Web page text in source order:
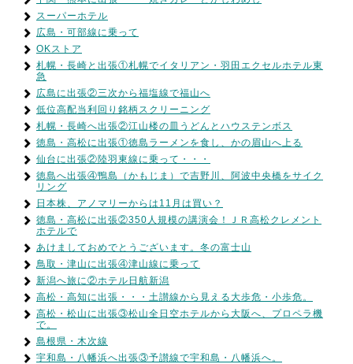
スーパーホテル
広島・可部線に乗って
OKストア
札幌・長崎と出張①札幌でイタリアン・羽田エクセルホテル東
急
広島に出張②三次から福塩線で福山へ
低位高配当利回り銘柄スクリーニング
札幌・長崎へ出張②江山楼の皿うどんとハウステンボス
徳島・高松に出張①徳島ラーメンを食し、かの眉山へ上る
仙台に出張②陸羽東線に乗って・・・
徳島へ出張④鴨島（かもじま）で吉野川、阿波中央橋をサイク
リング
日本株、アノマリーからは11月は買い？
徳島・高松に出張②350人規模の講演会！ＪＲ高松クレメント
ホテルで
あけましておめでとうございます。冬の富士山
鳥取・津山に出張④津山線に乗って
新潟へ旅に②ホテル日航新潟
高松・高知に出張・・・土讃線から見える大歩危・小歩危。
高松・松山に出張③松山全日空ホテルから大阪へ、プロペラ機
で。
島根県・木次線
宇和島・八幡浜へ出張③予讃線で宇和島・八幡浜へ。